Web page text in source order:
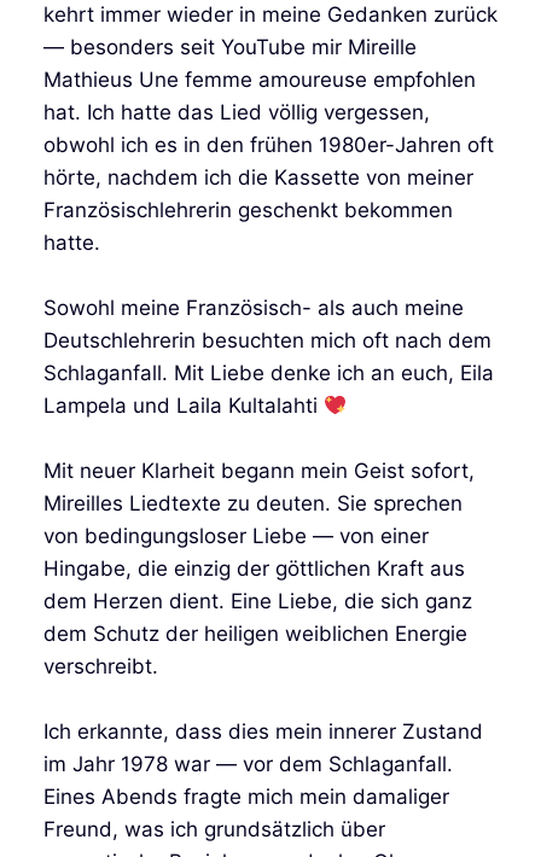
kehrt immer wieder in meine Gedanken zurück
— besonders seit YouTube mir Mireille
Mathieus Une femme amoureuse empfohlen
hat. Ich hatte das Lied völlig vergessen,
obwohl ich es in den frühen 1980er-Jahren oft
hörte, nachdem ich die Kassette von meiner
Französischlehrerin geschenkt bekommen
hatte.
Sowohl meine Französisch- als auch meine
Deutschlehrerin besuchten mich oft nach dem
Schlaganfall. Mit Liebe denke ich an euch, Eila
Lampela und Laila Kultalahti
Mit neuer Klarheit begann mein Geist sofort,
Mireilles Liedtexte zu deuten. Sie sprechen
von bedingungsloser Liebe — von einer
Hingabe, die einzig der göttlichen Kraft aus
dem Herzen dient. Eine Liebe, die sich ganz
dem Schutz der heiligen weiblichen Energie
verschreibt.
Ich erkannte, dass dies mein innerer Zustand
im Jahr 1978 war — vor dem Schlaganfall.
Eines Abends fragte mich mein damaliger
Freund, was ich grundsätzlich über